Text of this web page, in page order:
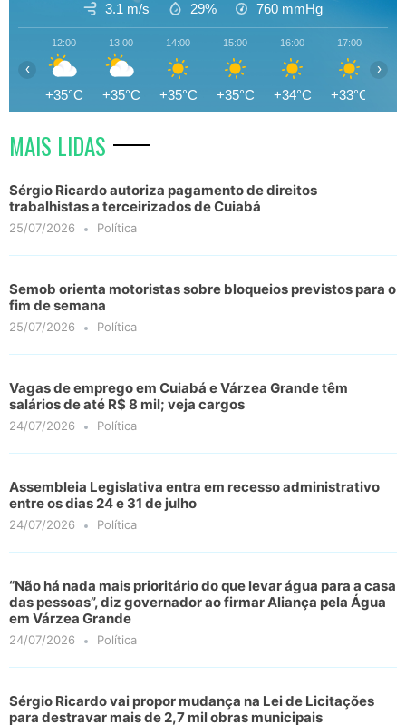
3.1 m/s 29% 760 mmHg
12:00
+35°C
13:00
+35°C
14:00
+35°C
15:00
+35°C
16:00
+34°C
17:00
+33°C
‹ ›
MAIS LIDAS
Sérgio Ricardo autoriza pagamento de direitos
trabalhistas a terceirizados de Cuiabá
25/07/2026 Política
Semob orienta motoristas sobre bloqueios previstos para o
fim de semana
25/07/2026 Política
Vagas de emprego em Cuiabá e Várzea Grande têm
salários de até R$ 8 mil; veja cargos
24/07/2026 Política
Assembleia Legislativa entra em recesso administrativo
entre os dias 24 e 31 de julho
24/07/2026 Política
“Não há nada mais prioritário do que levar água para a casa
das pessoas”, diz governador ao firmar Aliança pela Água
em Várzea Grande
24/07/2026 Política
Sérgio Ricardo vai propor mudança na Lei de Licitações
para destravar mais de 2,7 mil obras municipais